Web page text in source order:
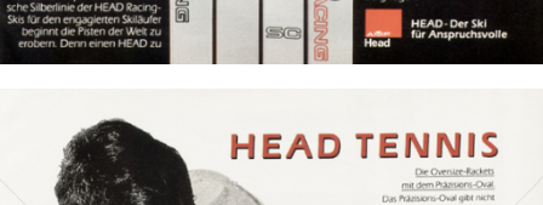
Bild-ID: 8589